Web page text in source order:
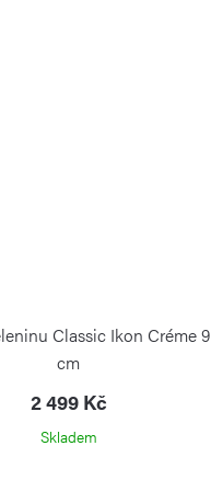
Classic Ikon Créme 9
cm
2 499 Kč
Skladem